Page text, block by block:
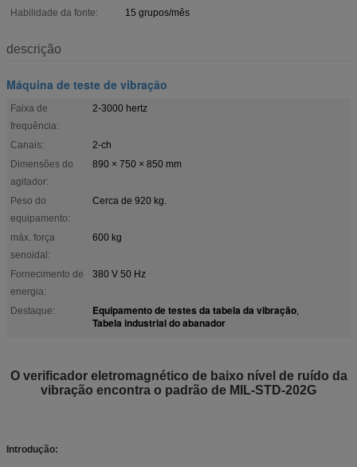
Habilidade da fonte:
15 grupos/mês
descrição
Máquina de teste de vibração
Faixa de
frequência:
2-3000 hertz
Canais:
2-ch
Dimensões do
agitador:
890 × 750 × 850 mm
Peso do
equipamento:
Cerca de 920 kg.
máx. força
senoidal:
600 kg
Fornecimento de
energia:
380 V 50 Hz
Destaque: Equipamento de testes da tabela da vibração,
Tabela industrial do abanador
O verificador eletromagnético de baixo nível de ruído da
vibração encontra o padrão de MIL-STD-202G
Introdução: